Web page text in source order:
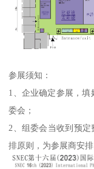
参展须知：
1、企业确定参展，
委会；
2、组委会当收到预
排原则，为参展商安排